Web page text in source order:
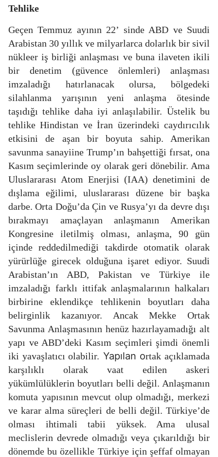
Tehlike
Geçen Temmuz ayının 22’ sinde ABD ve Suudi
Arabistan 30 yıllık ve milyarlarca dolarlık bir sivil
nükleer iş birliği anlaşması ve buna ilaveten ikili
bir denetim (güvence önlemleri) anlaşması
imzaladığı hatırlanacak olursa, bölgedeki
silahlanma yarışının yeni anlaşma ötesinde
taşıdığı tehlike daha iyi anlaşılabilir. Üstelik bu
tehlike Hindistan ve İran üzerindeki caydırıcılık
etkisini de aşan bir boyuta sahip. Amerikan
savunma sanayiine Trump’ın bahşettiği fırsat, ona
Kasım seçimlerinde oy olarak geri dönebilir. Ama
Uluslararası Atom Enerjisi (IAA) denetimini de
dışlama eğilimi, uluslararası düzene bir başka
darbe. Orta Doğu’da Çin ve Rusya’yı da devre dışı
bırakmayı amaçlayan anlaşmanın Amerikan
Kongresine iletilmiş olması, anlaşma, 90 gün
içinde reddedilmediği takdirde otomatik olarak
yürürlüğe girecek olduğuna işaret ediyor. Suudi
Arabistan’ın ABD, Pakistan ve Türkiye ile
imzaladığı farklı ittifak anlaşmalarının halkaları
birbirine eklendikçe tehlikenin boyutları daha
belirginlik kazanıyor. Ancak Mekke Ortak
Savunma Anlaşmasının henüz hazırlayamadığı alt
yapı ve ABD’deki Kasım seçimleri şimdi önemli
iki yavaşlatıcı olabilir. Yapılan ortak açıklamada
karşılıklı olarak vaat edilen askeri
yükümlülüklerin boyutları belli değil. Anlaşmanın
komuta yapısının mevcut olup olmadığı, merkezi
ve karar alma süreçleri de belli değil. Türkiye’de
olması ihtimali tabii yüksek. Ama ulusal
meclislerin devrede olmadığı veya çıkarıldığı bir
dönemde bu özellikle Türkiye için şeffaf olmayan